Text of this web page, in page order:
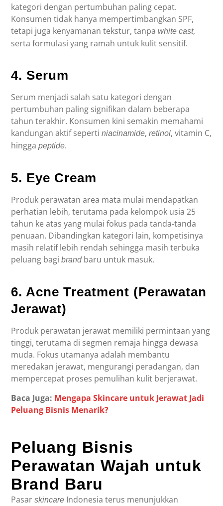
kategori dengan pertumbuhan paling cepat.
Konsumen tidak hanya mempertimbangkan SPF,
tetapi juga kenyamanan tekstur, tanpawhite cast,
serta formulasi yang ramah untuk kulit sensitif.
4. Serum
Serum menjadi salah satu kategori dengan
pertumbuhan paling signifikan dalam beberapa
tahun terakhir. Konsumen kini semakin memahami
kandungan aktif sepertiniacinamide,retinol, vitamin C,
hinggapeptide.
5. Eye Cream
Produk perawatan area mata mulai mendapatkan
perhatian lebih, terutama pada kelompok usia 25
tahun ke atas yang mulai fokus pada tanda-tanda
penuaan. Dibandingkan kategori lain, kompetisinya
masih relatif lebih rendah sehingga masih terbuka
peluang bagibrandbaru untuk masuk.
6. Acne Treatment (Perawatan
Jerawat)
Produk perawatan jerawat memiliki permintaan yang
tinggi, terutama di segmen remaja hingga dewasa
muda. Fokus utamanya adalah membantu
meredakan jerawat, mengurangi peradangan, dan
mempercepat proses pemulihan kulit berjerawat.
Baca Juga: Mengapa Skincare untuk Jerawat Jadi
Peluang Bisnis Menarik?
Peluang Bisnis
Perawatan Wajah untuk
Brand Baru
Pasarskincare Indonesia terus menunjukkan